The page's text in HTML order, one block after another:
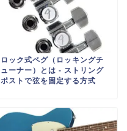
ロック式ペグ（ロッキングチ
ューナー）とは ‐ ストリング
ポストで弦を固定する方式